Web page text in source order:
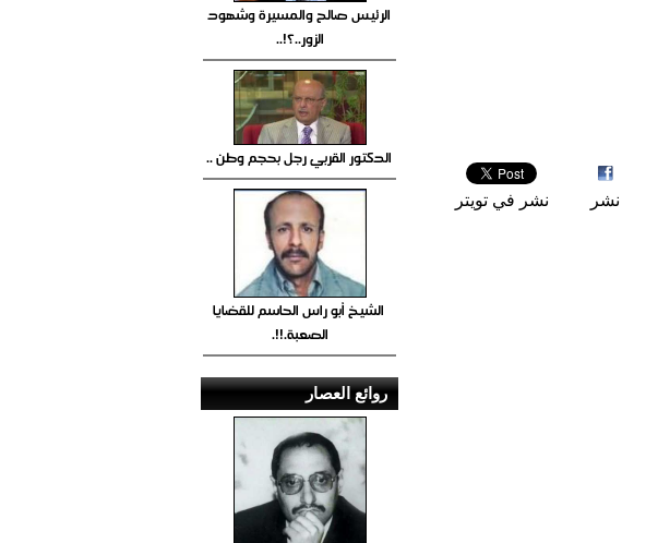
نشر نشر في تويتر
الرئيس صالح والمسيرة وشهود
الزور..؟!..
الدكتور القربي رجل بحجم وطن ..
الشيخ أبو راس الحاسم للقضايا
الصعبة.!!.
روائع العصار